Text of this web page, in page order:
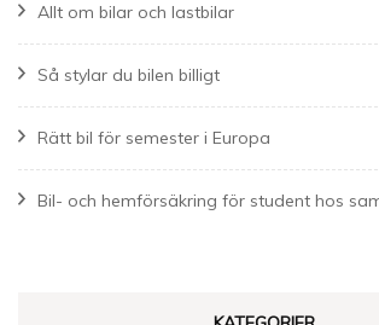
Allt om bilar och lastbilar
Så stylar du bilen billigt
Rätt bil för semester i Europa
Bil- och hemförsäkring för student hos